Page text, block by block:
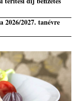
2026/2027. tanévre